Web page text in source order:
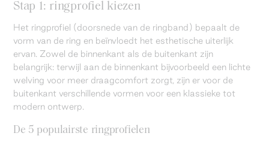
Stap 1: ringprofiel kiezen
Het ringprofiel (doorsnede van de ringband) bepaalt de
vorm van de ring en beïnvloedt het esthetische uiterlijk
ervan. Zowel de binnenkant als de buitenkant zijn
belangrijk: terwijl aan de binnenkant bijvoorbeeld een lichte
welving voor meer draagcomfort zorgt, zijn er voor de
buitenkant verschillende vormen voor een klassieke tot
modern ontwerp.
De 5 populairste ringprofielen